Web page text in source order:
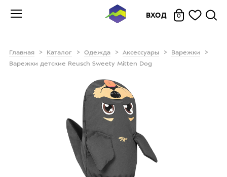
ВХОД 0
Главная Каталог Одежда Аксессуары
Варежки
Варежки детские Reusch Sweety Mitten Dog